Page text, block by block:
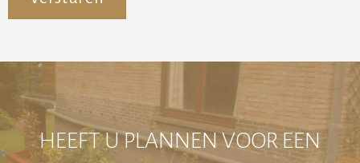
HEEFT U PLANNEN VOOR EEN